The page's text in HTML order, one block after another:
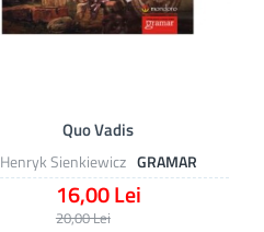
Henryk Sienkiewicz GRAMAR
Quo Vadis
16,00 Lei
20,00 Lei